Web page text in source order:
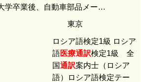
卒業後、自動車部品メー…
東京
ロシア語検定1級 ロシア
語医療通訳検定1級 全
国通訳案内士（ロシア
語）ロシア語検定テー